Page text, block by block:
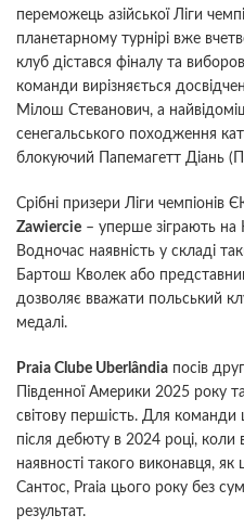
переможець азійської Ліги
планетарному турнірі вже
клуб дістався фіналу та
команди вирізняється
Мілош Стеванович, а
сенегальського походження
блокуючий Папемагетт Діань
Срібні призери Ліги чемпіонів
Zawiercie – уперше зіграють на
Водночас наявність у складі
Бартош Кволек або
дозволяє вважати польський
медалі.
Praia Clube Uberlândia посів
Південної Америки 2025 року
світову першість. Для команди
після дебюту в 2024 році,
наявності такого виконавця,
Сантос, Praia цього року без
результат.